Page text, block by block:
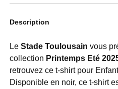
Description
Le Stade Toulousain vous
collection Printemps Eté
retrouvez ce t-shirt pour
Disponible en noir, ce t-shirt